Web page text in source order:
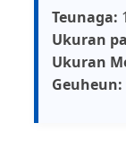
Teunaga:
Ukuran
Ukuran
Geuheun: